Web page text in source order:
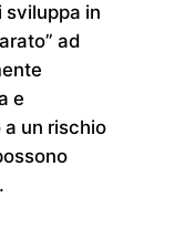
sviluppa in
ad
e
a un rischio